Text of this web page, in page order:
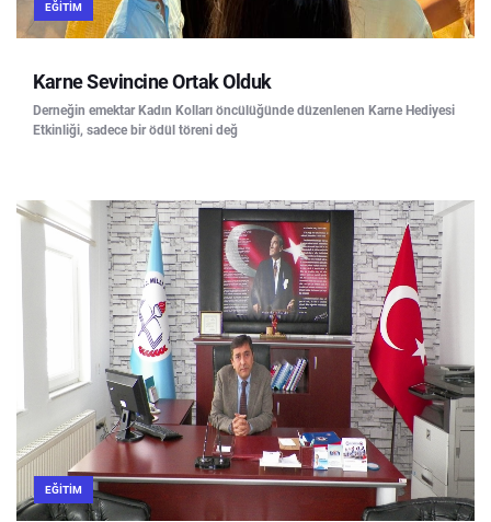
EĞITIM
Karne Sevincine Ortak Olduk
Derneğin emektar Kadın Kolları öncülüğünde düzenlenen Karne Hediyesi
Etkinliği, sadece bir ödül töreni değ
EĞITIM